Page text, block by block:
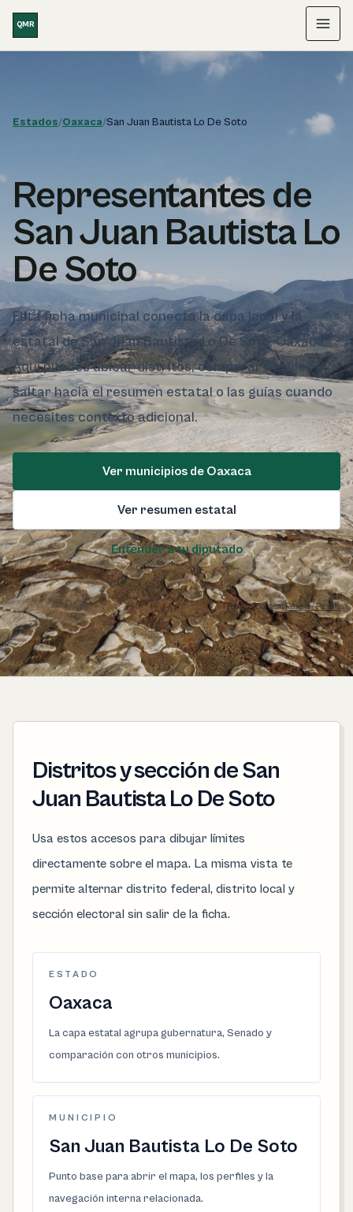
QMR Menú
Estados/Oaxaca/San Juan Bautista Lo De Soto
Representantes de
San Juan Bautista Lo
De Soto
Esta ficha municipal conecta la capa local y la
estatal de San Juan Bautista Lo De Soto, Oaxaca.
Aquí puedes ubicar distritos, comparar perfiles y
saltar hacia el resumen estatal o las guías cuando
necesites contexto adicional.
Ver municipios de Oaxaca
Ver resumen estatal
Entender a tu diputado
Foto de Oaxaca:Pexels / Pexels
Distritos y sección de San
Juan Bautista Lo De Soto
Usa estos accesos para dibujar límites
directamente sobre el mapa. La misma vista te
permite alternar distrito federal, distrito local y
sección electoral sin salir de la ficha.
ESTADO
Oaxaca
La capa estatal agrupa gubernatura, Senado y
comparación con otros municipios.
MUNICIPIO
San Juan Bautista Lo De Soto
Punto base para abrir el mapa, los perfiles y la
navegación interna relacionada.